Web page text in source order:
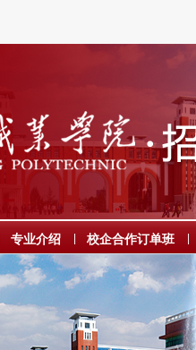
专业介绍 校企合作订单班